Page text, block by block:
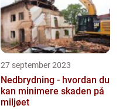
27 september 2023
Nedbrydning - hvordan du
kan minimere skaden på
miljøet